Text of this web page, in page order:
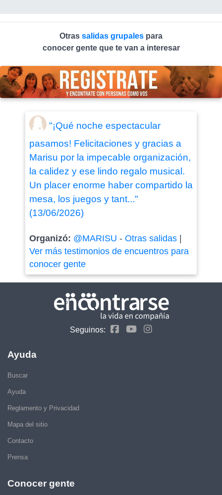
Otras salidas grupales para
conocer gente que te van a interesar
"¡Qué noche espectacular
pasamos! Felicitaciones y gracias a
Marisu por la impecable organización,
la calidez y ese lindo regalo musical.
Un placer enorme haber compartido la
mesa, los juegos y tant..."
(13/06/2026)
Organizó: @MARISU - Otras salidas|
Ver más testimonios de encuentros para
conocer gente
Seguinos:
Ayuda
Buscar
Ayuda
Reglamento y Privacidad
Mapa del sitio
Contacto
Prensa
Conocer gente